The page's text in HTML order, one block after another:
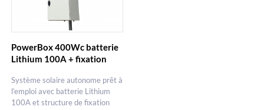
PowerBox 400Wc batterie
Lithium 100A + fixation
Système solaire autonome prêt à
l’emploi avec batterie Lithium
100A et structure de fixation